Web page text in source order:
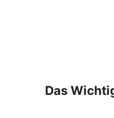
Das